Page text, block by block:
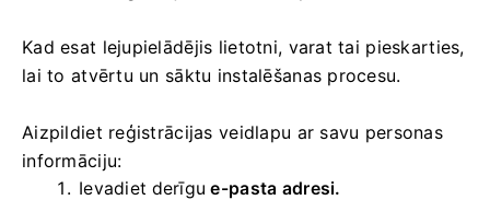
Kad esat lejupielādējis lietotni, varat tai pieskarties,
lai to atvērtu un sāktu instalēšanas procesu.
Aizpildiet reģistrācijas veidlapu ar savu personas
informāciju:
Ievadiet derīgue-pasta adresi.